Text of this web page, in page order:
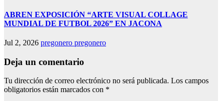
ABREN EXPOSICIÓN “ARTE VISUAL COLLAGE
MUNDIAL DE FUTBOL 2026” EN JACONA
Jul 2, 2026 pregonero pregonero
Deja un comentario
Tu dirección de correo electrónico no será publicada. Los campos
obligatorios están marcados con *